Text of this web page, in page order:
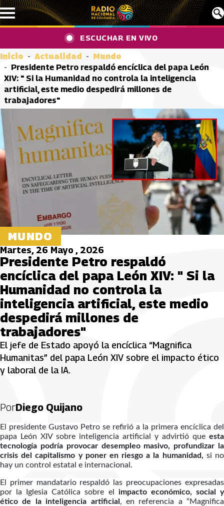
Pasar al contenido principal
ESCUCHAR EN VIVO
Inicio Actualidad
Mundo
Presidente Petro respaldó encíclica del papa León
XIV: " Si la Humanidad no controla la inteligencia
artificial, este medio despedirá millones de
trabajadores"
MUNDO
Martes, 26 Mayo , 2026
Presidente Petro respaldó
encíclica del papa León XIV: " Si la
Humanidad no controla la
inteligencia artificial, este medio
despedirá millones de
trabajadores"
El jefe de Estado apoyó la encíclica “Magnifica
Humanitas” del papa León XIV sobre el impacto ético
y laboral de la IA.
PorDiego Quijano
El presidente Gustavo Petro se refirió a la primera encíclica del
papa León XIV sobre inteligencia artificial y advirtió que esta
tecnología podría provocar desempleo masivo, profundizar la
crisis del capitalismo y poner en riesgo a la humanidad, si no
hay un control estatal e internacional.
El primer mandatario respaldó las preocupaciones expresadas
por la Iglesia Católica sobre el
impacto económico, social y
ético de la inteligencia artificial , en referencia a “Magnifica